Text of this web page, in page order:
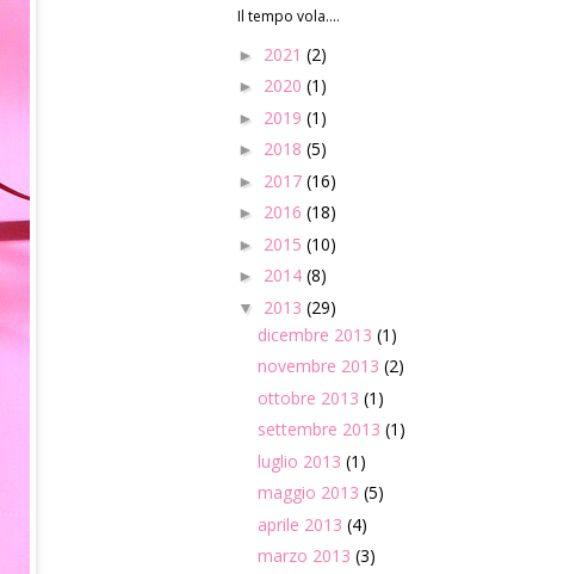
Il tempo vola....
► 2021 (2)
► 2020 (1)
► 2019 (1)
► 2018 (5)
► 2017 (16)
► 2016 (18)
► 2015 (10)
► 2014 (8)
▼ 2013 (29)
dicembre 2013 (1)
novembre 2013 (2)
ottobre 2013 (1)
settembre 2013 (1)
luglio 2013 (1)
maggio 2013 (5)
aprile 2013 (4)
marzo 2013 (3)